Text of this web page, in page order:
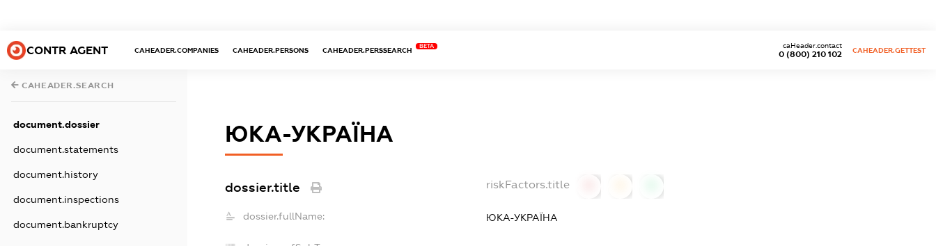
CONTR AGENT CAHEADER.COMPANIES CAHEADER.PERSONS CAHEADER.PERSSEARCH
BETA
0 (800) 210 102
caHeader.contact
CAHEADER.GETTEST
CAHEADER.SEARCH
document.dossier
document.statements
document.history
document.inspections
document.bankruptcy
ЮКА-УКРАЇНА
dossier.title riskFactors.title
dossier.fullName: ЮКА-УКРАЇНА